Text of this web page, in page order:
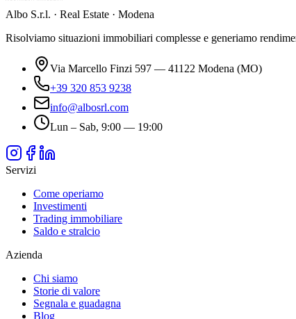
Albo S.r.l. · Real Estate · Modena
Risolviamo situazioni immobiliari complesse e generiamo
Via Marcello Finzi 597 — 41122 Modena (MO)
+39 320 853 9238
info@albosrl.com
Lun – Sab, 9:00 — 19:00
Servizi
Come operiamo
Investimenti
Trading immobiliare
Saldo e stralcio
Azienda
Chi siamo
Storie di valore
Segnala e guadagna
Blog